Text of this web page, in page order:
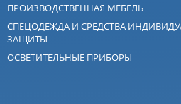
ПРОИЗВОДСТВЕННАЯ МЕБЕЛЬ
СПЕЦОДЕЖДА И СРЕДСТВА
ЗАЩИТЫ
ОСВЕТИТЕЛЬНЫЕ ПРИБОРЫ